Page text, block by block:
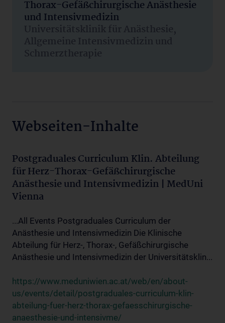
Thorax-Gefäßchirurgische Anästhesie
und Intensivmedizin
Universitätsklinik für Anästhesie,
Allgemeine Intensivmedizin und
Schmerztherapie
Webseiten-Inhalte
Postgraduales Curriculum Klin. Abteilung
für Herz-Thorax-Gefäßchirurgische
Anästhesie und Intensivmedizin | MedUni
Vienna
...All Events Postgraduales Curriculum der
Anästhesie und Intensivmedizin Die Klinische
Abteilung für Herz-, Thorax-, Gefäßchirurgische
Anästhesie und Intensivmedizin der Universitätsklin...
https://www.meduniwien.ac.at/web/en/about-
us/events/detail/postgraduales-curriculum-klin-
abteilung-fuer-herz-thorax-gefaesschirurgische-
anaesthesie-und-intensivme/